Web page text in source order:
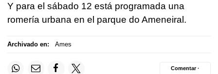
Y para el sábado 12 está programada una
romería urbana en el parque do Ameneiral.
Archivado en: Ames
Comentar ·